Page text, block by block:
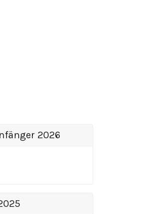
2026